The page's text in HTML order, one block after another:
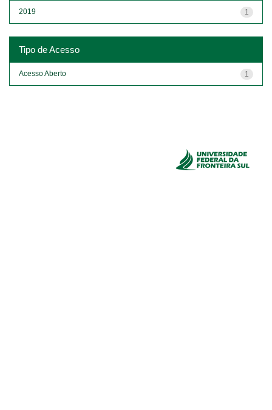
1
2019
Tipo de Acesso
1
Acesso Aberto